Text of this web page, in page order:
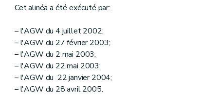
Cet alinéa a été exécuté par:
– l'AGW du 4 juillet 2002;
– l'AGW du 27 février 2003;
– l'AGW du 2 mai 2003;
– l'AGW du 22 mai 2003;
– l'AGW du 22 janvier 2004;
– l'AGW du 28 avril 2005.